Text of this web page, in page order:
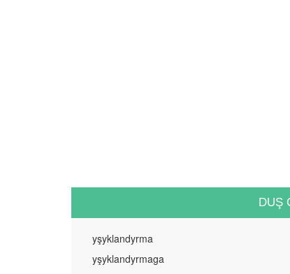
DUŞ
yşyklandyrma
yşyklandyrmaga